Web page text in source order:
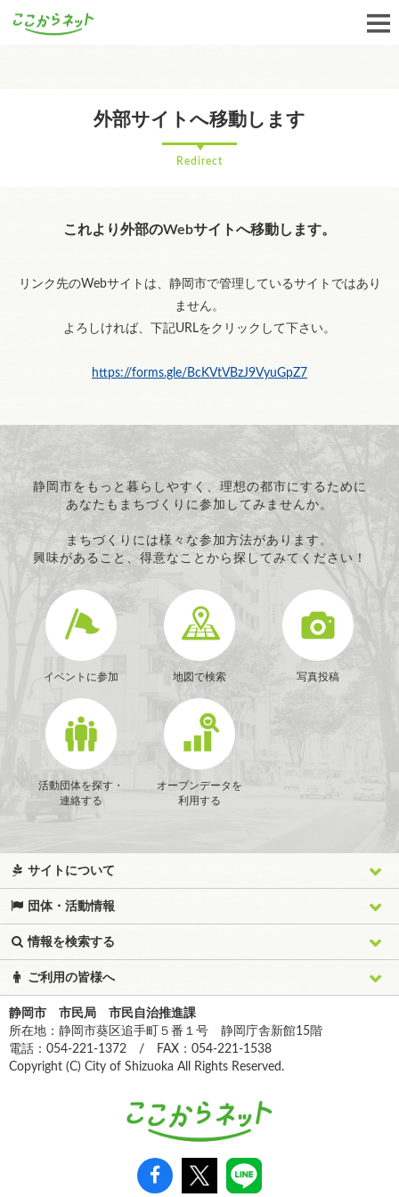
外部サイトへ移動します
Redirect
これより外部のWebサイトへ移動します。
リンク先のWebサイトは、静岡市で管理しているサイトではあり
ません。
よろしければ、下記URLをクリックして下さい。
https://forms.gle/BcKVtVBzJ9VyuGpZ7
静岡市をもっと暮らしやすく、理想の都市にするために
あなたもまちづくりに参加してみませんか。
まちづくりには様々な参加方法があります。
興味があること、得意なことから探してみてください！
イベントに参加 地図で検索 写真投稿
活動団体を探す・
連絡する
オープンデータを
利用する
サイトについて
団体・活動情報
情報を検索する
ご利用の皆様へ
静岡市 市民局 市民自治推進課
所在地：静岡市葵区追手町５番１号 静岡庁舎新館15階
電話：054-221-1372 / FAX：054-221-1538
Copyright (C) City of Shizuoka All Rights Reserved.